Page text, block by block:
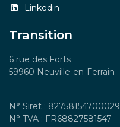
Linkedin
Transition
6 rue des Forts
59960 Neuville-en-Ferrain
N° Siret : 82758154700029
N° TVA : FR68827581547